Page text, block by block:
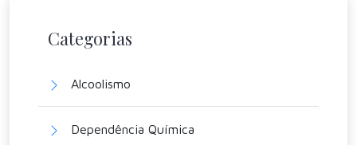
Categorias
Alcoolismo
Dependência Química